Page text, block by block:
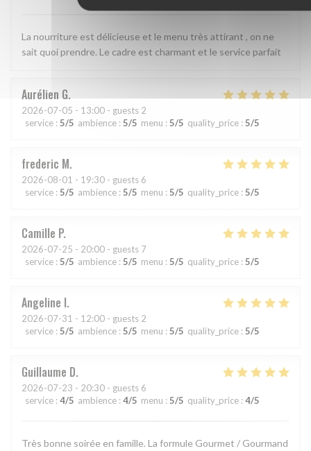
La nourriture est délicieuse et le menu très attirant , on ne
sait quoi prendre. Le cadre est charmant et le service parfait
Aurélien G
2026-07-05 - 13:00 - guests 2
service : 5/5 ambience : 5/5 menu : 5/5 quality_price : 5/5
frederic M
2026-08-01 - 19:30 - guests 6
service : 5/5 ambience : 5/5 menu : 5/5 quality_price : 5/5
Camille P
2026-07-25 - 20:00 - guests 7
service : 5/5 ambience : 5/5 menu : 5/5 quality_price : 5/5
Angeline I
2026-07-31 - 12:00 - guests 2
service : 5/5 ambience : 5/5 menu : 5/5 quality_price : 5/5
Guillaume D
2026-07-23 - 20:30 - guests 6
service : 4/5 ambience : 4/5 menu : 5/5 quality_price : 4/5
Très bonne soirée en famille. La formule Gourmet / Gourmand